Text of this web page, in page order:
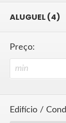
ALUGUEL (4)
Preço:
Edifício /